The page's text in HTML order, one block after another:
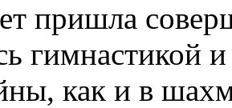
пришла
гимнастикой
как и в